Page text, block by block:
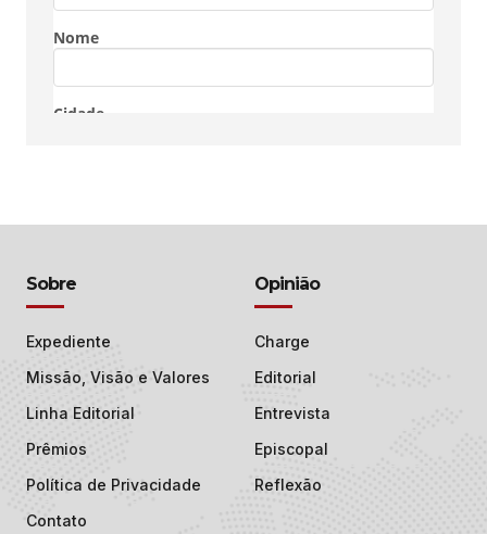
Sobre
Expediente
Missão, Visão e Valores
Linha Editorial
Prêmios
Política de Privacidade
Contato
Opinião
Charge
Editorial
Entrevista
Episcopal
Reflexão